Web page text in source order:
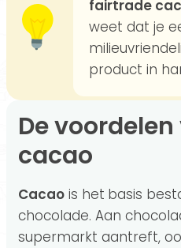
fairtrade
weet dat je
product in
De voordelen van rauwe
cacao
Cacao is het basis
chocolade. Aan
supermarkt aantreft,